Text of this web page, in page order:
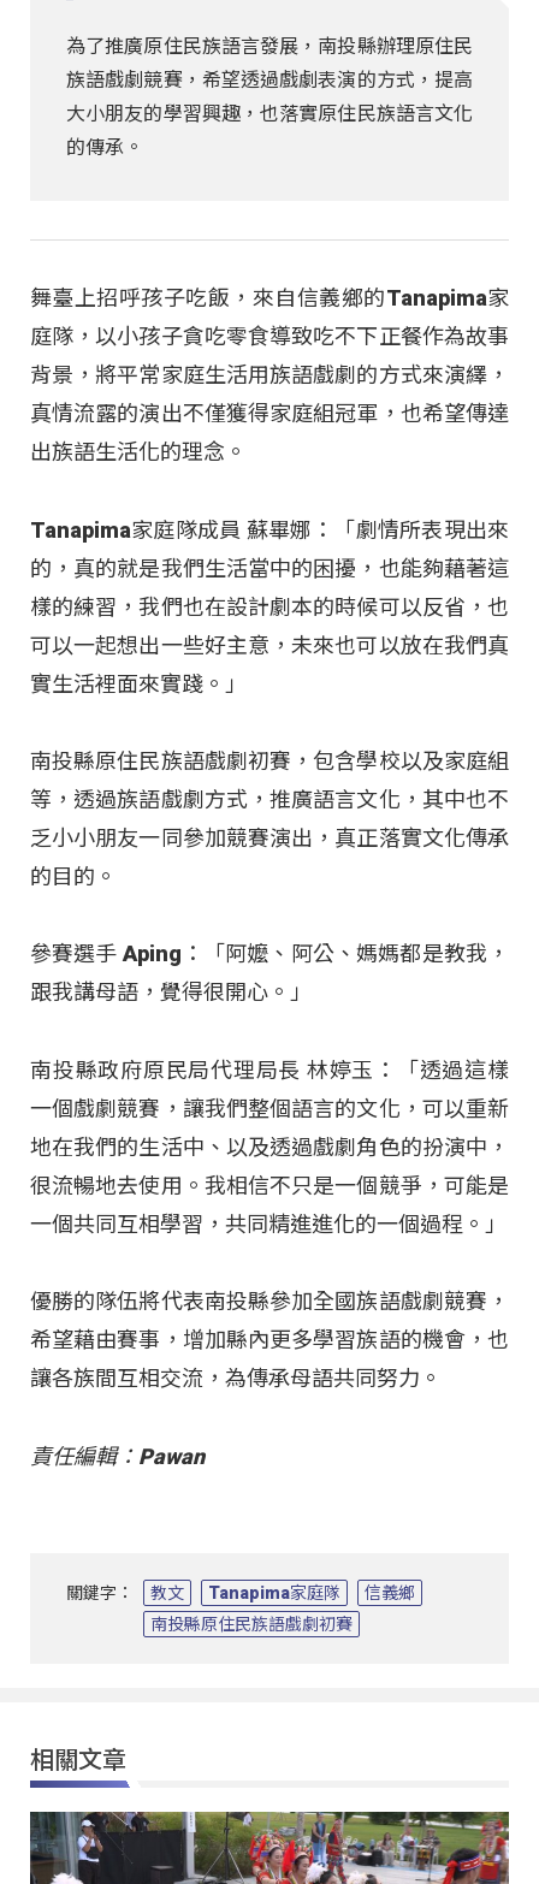
為了推廣原住民族語言發展，南投縣辦理原住民
族語戲劇競賽，希望透過戲劇表演的方式，提高
大小朋友的學習興趣，也落實原住民族語言文化
的傳承。
舞臺上招呼孩子吃飯，來自信義鄉的Tanapima家
庭隊，以小孩子貪吃零食導致吃不下正餐作為故事
背景，將平常家庭生活用族語戲劇的方式來演繹，
真情流露的演出不僅獲得家庭組冠軍，也希望傳達
出族語生活化的理念。
Tanapima家庭隊成員 蘇畢娜：「劇情所表現出來
的，真的就是我們生活當中的困擾，也能夠藉著這
樣的練習，我們也在設計劇本的時候可以反省，也
可以一起想出一些好主意，未來也可以放在我們真
實生活裡面來實踐。」
南投縣原住民族語戲劇初賽，包含學校以及家庭組
等，透過族語戲劇方式，推廣語言文化，其中也不
乏小小朋友一同參加競賽演出，真正落實文化傳承
的目的。
參賽選手 Aping：「阿嬤、阿公、媽媽都是教我，
跟我講母語，覺得很開心。」
南投縣政府原民局代理局長 林婷玉：「透過這樣
一個戲劇競賽，讓我們整個語言的文化，可以重新
地在我們的生活中、以及透過戲劇角色的扮演中，
很流暢地去使用。我相信不只是一個競爭，可能是
一個共同互相學習，共同精進進化的一個過程。」
優勝的隊伍將代表南投縣參加全國族語戲劇競賽，
希望藉由賽事，增加縣內更多學習族語的機會，也
讓各族間互相交流，為傳承母語共同努力。
責任編輯：Pawan
關鍵字： 教文 Tanapima家庭隊
信義鄉
南投縣原住民族語戲劇初賽
相關文章